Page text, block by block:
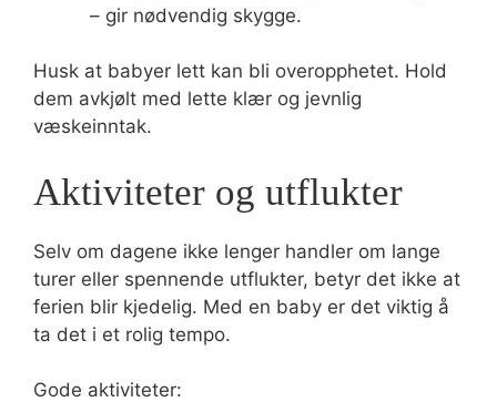
– gir nødvendig skygge.
Husk at babyer lett kan bli overopphetet. Hold
dem avkjølt med lette klær og jevnlig
væskeinntak.
Aktiviteter og utflukter
Selv om dagene ikke lenger handler om lange
turer eller spennende utflukter, betyr det ikke at
ferien blir kjedelig. Med en baby er det viktig å
ta det i et rolig tempo.
Gode aktiviteter: